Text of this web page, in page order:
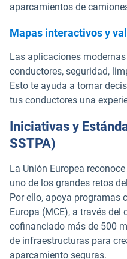
aparcamientos de
Mapas interactivos y
Las aplicaciones
conductores, seguridad,
Esto te ayuda a tomar
tus conductores una
Iniciativas y
SSTPA)
La Unión Europea
uno de los grandes retos
Por ello, apoya programas
Europa (MCE), a través del
cofinanciado más de 500
de infraestructuras para
aparcamiento seguras.